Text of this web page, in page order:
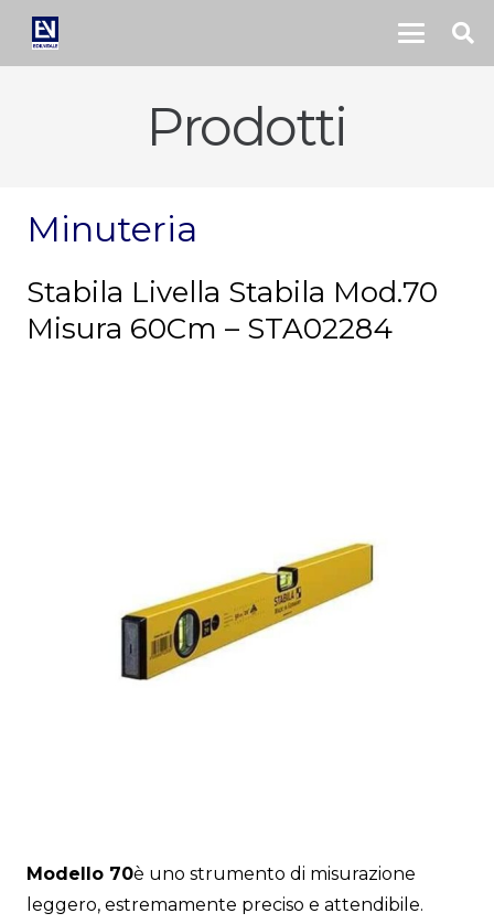
Prodotti
Minuteria
Stabila Livella Stabila Mod.70
Misura 60Cm – STA02284
Modello 70è uno strumento di misurazione
leggero, estremamente preciso e attendibile.